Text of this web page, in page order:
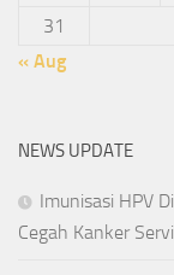
31
« Aug
NEWS UPDATE
Imunisasi HPV
Cegah Kanker